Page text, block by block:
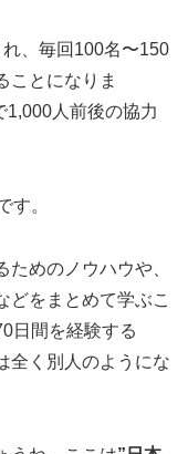
、毎回100名〜150
ことになりま
人前後の協力
す。
めのノウハウや、
どをまとめて学ぶこ
日間を経験する
全く別人のようにな